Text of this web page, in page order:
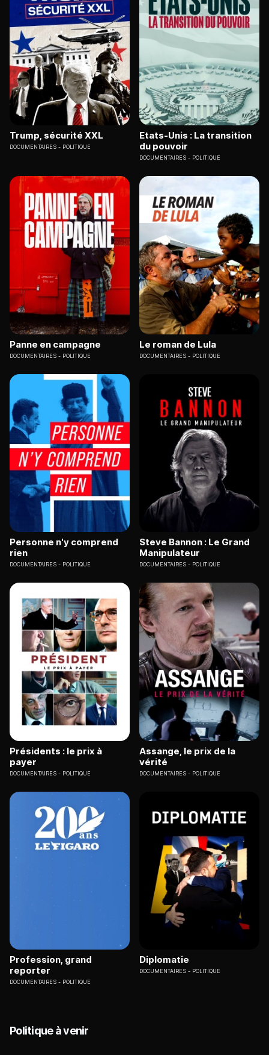
Trump, sécurité XXL
DOCUMENTAIRES POLITIQUE
Etats-Unis : La transition
du pouvoir
DOCUMENTAIRES POLITIQUE
Panne en campagne
DOCUMENTAIRES POLITIQUE
Le roman de Lula
DOCUMENTAIRES POLITIQUE
Personne n'y comprend
rien
DOCUMENTAIRES POLITIQUE
Steve Bannon : Le Grand
Manipulateur
DOCUMENTAIRES POLITIQUE
Présidents : le prix à
payer
DOCUMENTAIRES POLITIQUE
Assange, le prix de la
vérité
DOCUMENTAIRES POLITIQUE
Profession, grand
reporter
DOCUMENTAIRES POLITIQUE
Diplomatie
DOCUMENTAIRES POLITIQUE
Politique à venir